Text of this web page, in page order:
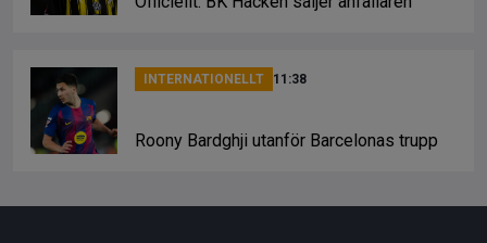
INTERNATIONELLT 11:38
Roony Bardghji utanför Barcelonas trupp